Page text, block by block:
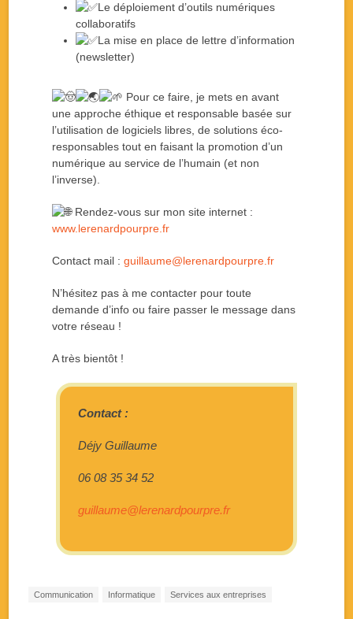
Le déploiement d’outils numériques
collaboratifs
La mise en place de lettre d’information
(newsletter)
Pour ce faire, je mets en avant
une approche éthique et responsable basée sur
l’utilisation de logiciels libres, de solutions éco-
responsables tout en faisant la promotion d’un
numérique au service de l’humain (et non
l’inverse).
Rendez-vous sur mon site internet :
www.lerenardpourpre.fr
Contact mail :guillaume@lerenardpourpre.fr
N’hésitez pas à me contacter pour toute
demande d’info ou faire passer le message dans
votre réseau !
A très bientôt !
Contact :
Déjy Guillaume
06 08 35 34 52
guillaume@lerenardpourpre.fr
Communication Informatique Services aux entreprises